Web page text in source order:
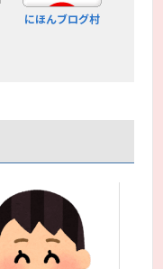
にほんブログ村